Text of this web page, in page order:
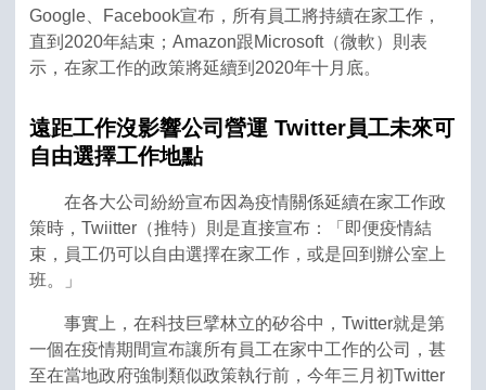
Google、Facebook宣布，所有員工將持續在家工作，
直到2020年結束；Amazon跟Microsoft（微軟）則表
示，在家工作的政策將延續到2020年十月底。
遠距工作沒影響公司營運 Twitter員工未來可
自由選擇工作地點
在各大公司紛紛宣布因為疫情關係延續在家工作政
策時，Twiitter（推特）則是直接宣布：「即便疫情結
束，員工仍可以自由選擇在家工作，或是回到辦公室上
班。」
事實上，在科技巨擘林立的矽谷中，Twitter就是第
一個在疫情期間宣布讓所有員工在家中工作的公司，甚
至在當地政府強制類似政策執行前，今年三月初Twitter